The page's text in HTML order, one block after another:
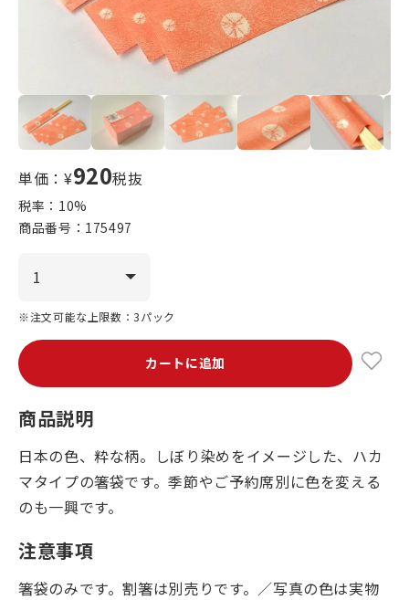
単価：¥920税抜
税率： 10%
商品番号： 175497
※注文可能な上限数：3パック
カートに追加
商品説明
日本の色、粋な柄。しぼり染めをイメージした、ハカ
マタイプの箸袋です。季節やご予約席別に色を変える
のも一興です。
注意事項
箸袋のみです。割箸は別売りです。／写真の色は実物